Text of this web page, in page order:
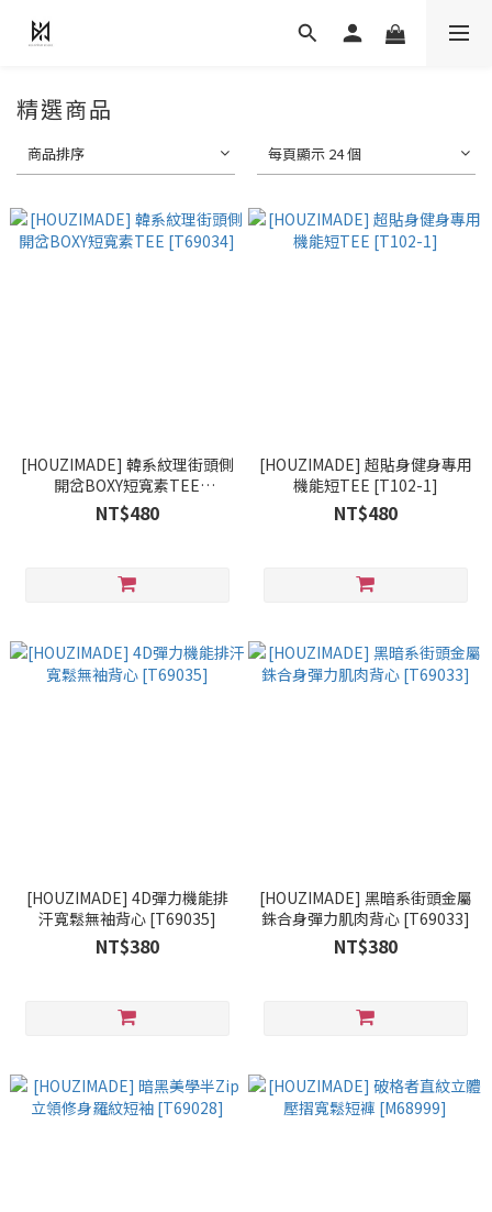
精選商品
商品排序 每頁顯示 24 個
[HOUZIMADE] 韓系紋理街頭側
開岔BOXY短寬素TEE
[T69034]
NT$480
[HOUZIMADE] 超貼身健身專用
機能短TEE [T102-1]
NT$480
[HOUZIMADE] 4D彈力機能排
汗寬鬆無袖背心 [T69035]
NT$380
[HOUZIMADE] 黑暗系街頭金屬
銖合身彈力肌肉背心 [T69033]
NT$380